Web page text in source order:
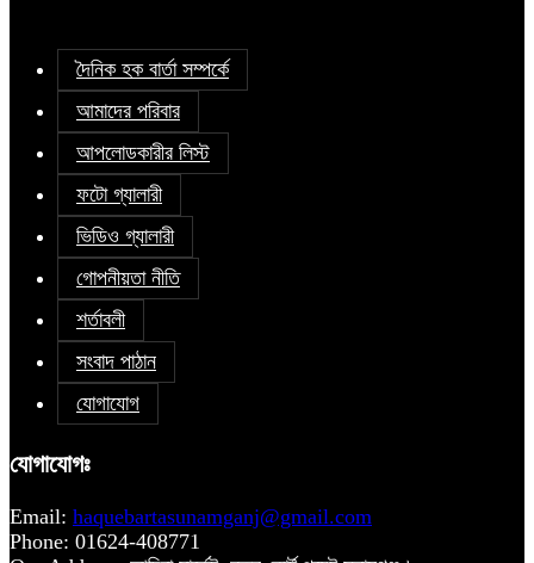
দৈনিক হক বার্তা সম্পর্কে
আমাদের পরিবার
আপলোডকারীর লিস্ট
ফটো গ্যালারী
ভিডিও গ্যালারী
গোপনীয়তা নীতি
শর্তাবলী
সংবাদ পাঠান
যোগাযোগ
যোগাযোগঃ
Email: haquebartasunamganj@gmail.com
Phone: 01624-408771